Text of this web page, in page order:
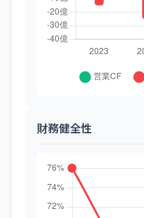
財務健全性